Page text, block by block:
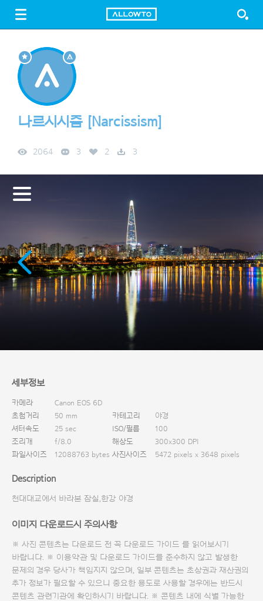
FREE DOWNLOAD
나르시시즘 [Narcissism]
2064 3 2 3
세부정보
카메라
Canon EOS 6D
초첨거리
50 mm 카테고리
야경
셔터속도
25 sec ISO/필름
100
조리개
f/8.0 해상도
300x300 DPI
파일사이즈
12088763 bytes 사진사이즈 5472 pixels x 3648 pixels
Description
천대대교에서 바라본 잠실,한강 야경
이미지 다운로드시 주의사항
※ 사진 콘텐츠는 다운로드 전 꼭 다운로드 가이드 를 읽어보시기
바랍니다. ※ 이용약관 및 다운로드 가이드를 준수하지 않고 발생한
문제의 경우 당사가 책임지지 않으며, 일부 콘텐츠는 초상권과 재산권의
추가 정보가 필요할 수 있으니 중요한 용도로 사용할 경우에는 반드시
콘텐츠 관련기관에 확인하시기 바랍니다. ※ 콘텐츠 내에 식별 가능한